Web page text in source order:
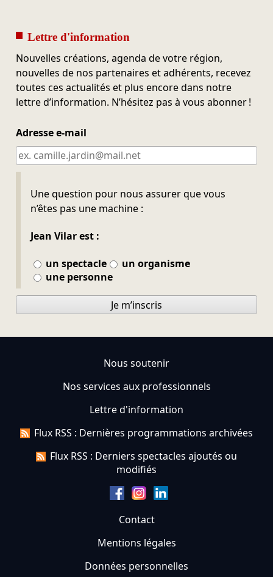
Lettre d'information
Nouvelles créations, agenda de votre région,
nouvelles de nos partenaires et adhérents, recevez
toutes ces actualités et plus encore dans notre
lettre d’information. N’hésitez pas à vous abonner !
Adresse e-mail
Une question pour nous assurer que vous
n’êtes pas une machine :
Jean Vilar est :
un spectacle
un organisme
une personne
Ne pas remplir
Je m’inscris
Nous soutenir
Nos services aux professionnels
Lettre d'information
Flux RSS : Dernières programmations archivées
Flux RSS : Derniers spectacles ajoutés ou
modifiés
Contact
Mentions légales
Données personnelles